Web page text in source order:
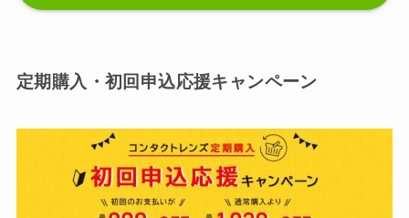
定期購入・初回申込応援キャンペーン